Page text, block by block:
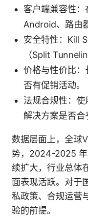
客户端兼容性：
Android、路由
安全特性：Kill
（Split
价格与性价比：
否有促销活动。
法规合规性：
解决方案是否合
数据层面上，全球
势，2024-2025
续扩大，行业总体
面表现活跃。对于
私政策、合规运营
验的前提。